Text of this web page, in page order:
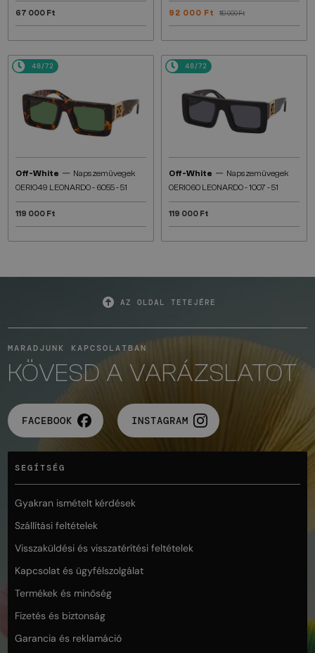
67 000 Ft 92 000 Ft 119 000 Ft
48/72
Off-White — Napszemüvegek
OERI049 LEONARDO - 6055 - 51
119 000 Ft
48/72
Off-White — Napszemüvegek
OERI060 LEONARDO - 1007 - 51
119 000 Ft
AZ OLDAL TETEJÉRE
MARADJUNK KAPCSOLATBAN
KÖVESD A VARÁZSLATOT
FACEBOOK INSTAGRAM
SEGÍTSÉG
Gyakran ismételt kérdések
Szállítási feltételek
Visszaküldési és visszatérítési feltételek
Kapcsolat és ügyfélszolgálat
Termékek és minőség
Fizetés és biztonság
Garancia és reklamáció